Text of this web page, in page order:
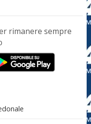
rimanere sempre